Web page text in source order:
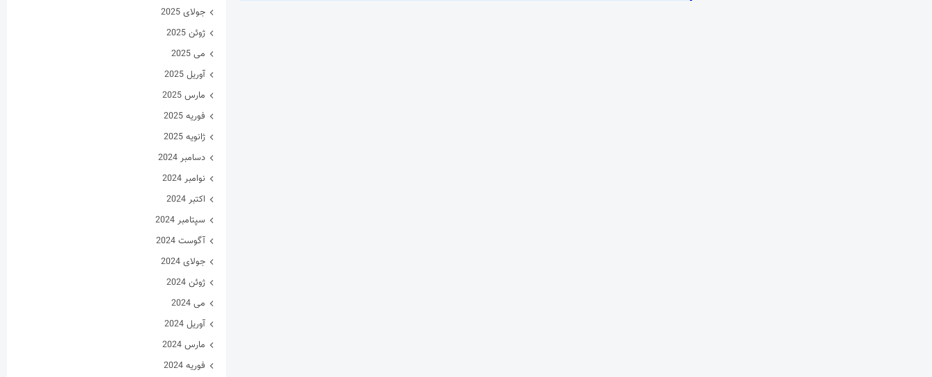
جولای 2025
ژوئن 2025
می 2025
آوریل 2025
مارس 2025
فوریه 2025
ژانویه 2025
دسامبر 2024
نوامبر 2024
اکتبر 2024
سپتامبر 2024
آگوست 2024
جولای 2024
ژوئن 2024
می 2024
آوریل 2024
مارس 2024
فوریه 2024